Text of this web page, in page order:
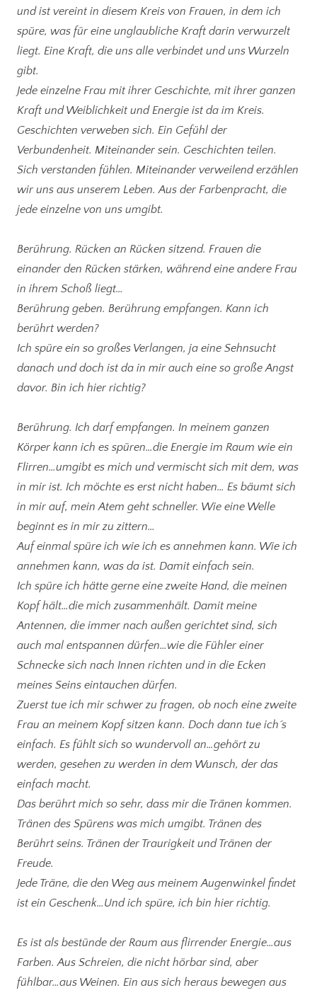
und ist vereint in diesem Kreis von Frauen, in dem ich
spüre, was für eine unglaubliche Kraft darin verwurzelt
liegt. Eine Kraft, die uns alle verbindet und uns Wurzeln
gibt.
Jede einzelne Frau mit ihrer Geschichte, mit ihrer ganzen
Kraft und Weiblichkeit und Energie ist da im Kreis.
Geschichten verweben sich. Ein Gefühl der
Verbundenheit. Miteinander sein. Geschichten teilen.
Sich verstanden fühlen. Miteinander verweilend erzählen
wir uns aus unserem Leben. Aus der Farbenpracht, die
jede einzelne von uns umgibt.
Berührung. Rücken an Rücken sitzend. Frauen die
einander den Rücken stärken, während eine andere Frau
in ihrem Schoß liegt…
Berührung geben. Berührung empfangen. Kann ich
berührt werden?
Ich spüre ein so großes Verlangen, ja eine Sehnsucht
danach und doch ist da in mir auch eine so große Angst
davor. Bin ich hier richtig?
Berührung. Ich darf empfangen. In meinem ganzen
Körper kann ich es spüren…die Energie im Raum wie ein
Flirren…umgibt es mich und vermischt sich mit dem, was
in mir ist. Ich möchte es erst nicht haben… Es bäumt sich
in mir auf, mein Atem geht schneller. Wie eine Welle
beginnt es in mir zu zittern…
Auf einmal spüre ich wie ich es annehmen kann. Wie ich
annehmen kann, was da ist. Damit einfach sein.
Ich spüre ich hätte gerne eine zweite Hand, die meinen
Kopf hält…die mich zusammenhält. Damit meine
Antennen, die immer nach außen gerichtet sind, sich
auch mal entspannen dürfen…wie die Fühler einer
Schnecke sich nach Innen richten und in die Ecken
meines Seins eintauchen dürfen.
Zuerst tue ich mir schwer zu fragen, ob noch eine zweite
Frau an meinem Kopf sitzen kann. Doch dann tue ich´s
einfach. Es fühlt sich so wundervoll an…gehört zu
werden, gesehen zu werden in dem Wunsch, der das
einfach macht.
Das berührt mich so sehr, dass mir die Tränen kommen.
Tränen des Spürens was mich umgibt. Tränen des
Berührt seins. Tränen der Traurigkeit und Tränen der
Freude.
Jede Träne, die den Weg aus meinem Augenwinkel findet
ist ein Geschenk…Und ich spüre, ich bin hier richtig.
Es ist als bestünde der Raum aus flirrender Energie…aus
Farben. Aus Schreien, die nicht hörbar sind, aber
fühlbar…aus Weinen. Ein aus sich heraus bewegen aus